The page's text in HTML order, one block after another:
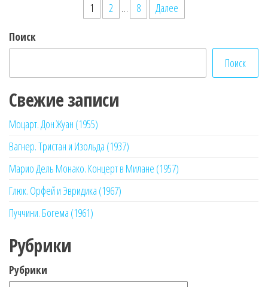
записей
1 2 … 8
Далее
Поиск
Поиск
Свежие записи
Моцарт. Дон Жуан (1955)
Вагнер. Тристан и Изольда (1937)
Марио Дель Монако. Концерт в Милане (1957)
Глюк. Орфей и Эвридика (1967)
Пуччини. Богема (1961)
Рубрики
Рубрики